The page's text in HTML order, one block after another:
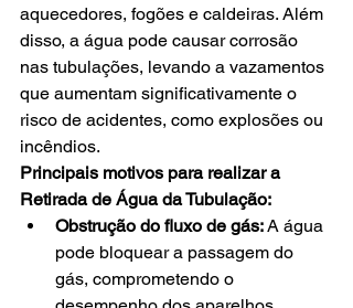
aquecedores, fogões e caldeiras. Além
disso, a água pode causar corrosão
nas tubulações, levando a vazamentos
que aumentam significativamente o
risco de acidentes, como explosões ou
incêndios.
Principais motivos para realizar a
Retirada de Água da Tubulação:
Obstrução do fluxo de gás: A água
pode bloquear a passagem do
gás, comprometendo o